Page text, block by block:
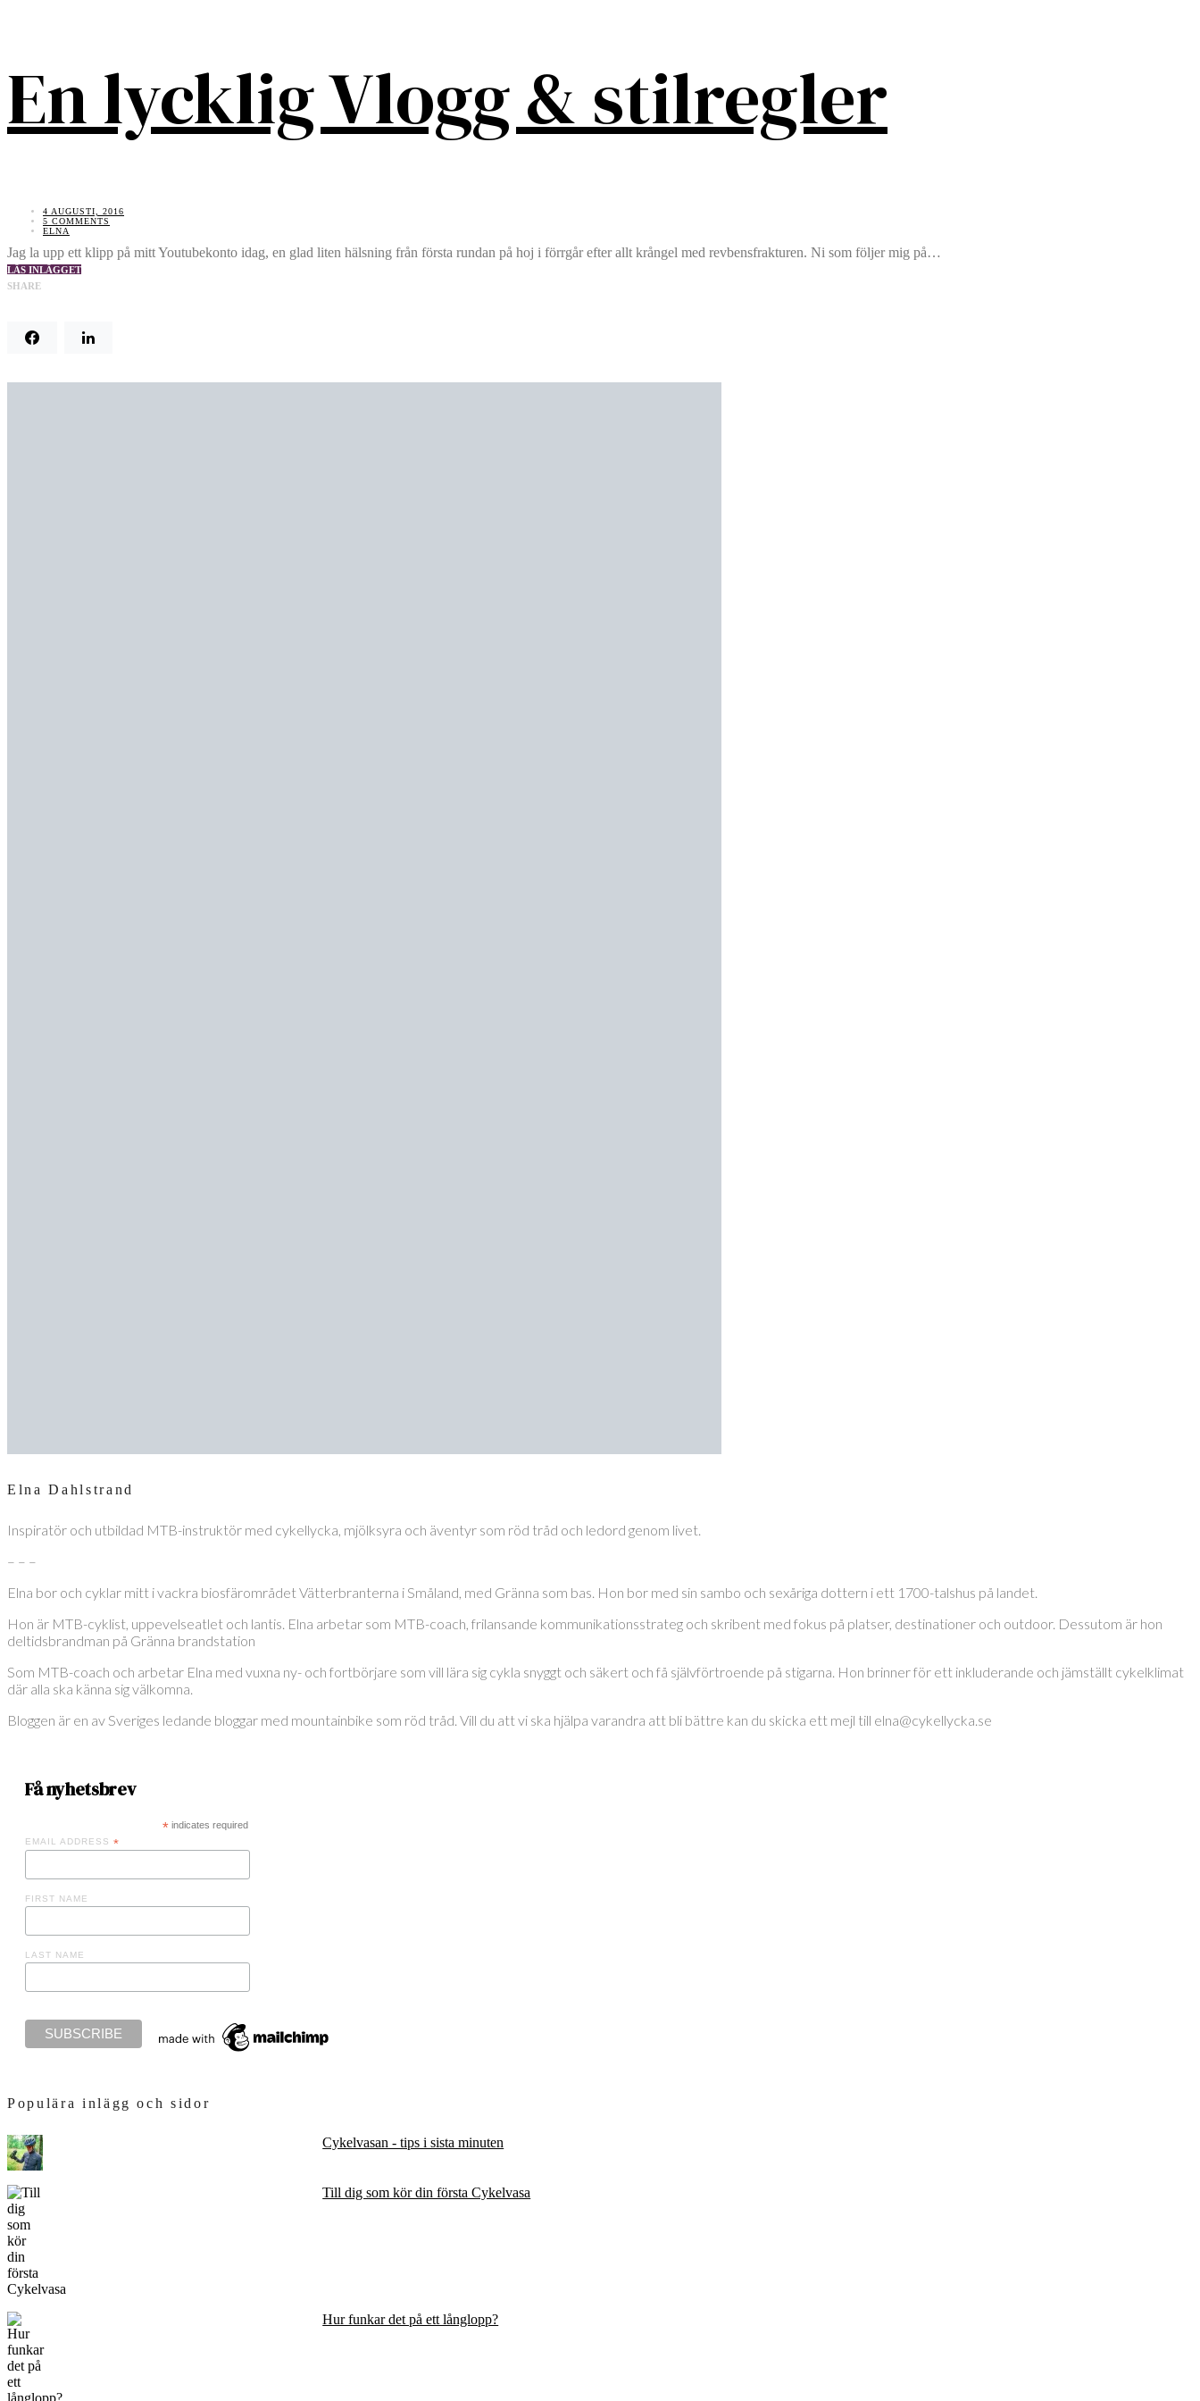
En lycklig Vlogg & stilregler
4 AUGUSTI, 2016
5 COMMENTS
ELNA
Jag la upp ett klipp på mitt Youtubekonto idag, en glad liten hälsning från första rundan på hoj i förrgår efter allt krångel med revbensfrakturen. Ni som följer mig på…
LÄS INLÄGGET
SHARE
Elna Dahlstrand
Inspiratör och utbildad MTB-instruktör med cykellycka, mjölksyra och äventyr som röd tråd och ledord genom livet.
– – –
Elna bor och cyklar mitt i vackra biosfärområdet Vätterbranterna i Småland, med Gränna som bas. Hon bor med sin sambo och sexåriga dottern i ett 1700-talshus på landet.
Hon är MTB-cyklist, uppevelseatlet och lantis. Elna arbetar som MTB-coach, frilansande kommunikationsstrateg och skribent med fokus på platser, destinationer och outdoor. Dessutom är hon
deltidsbrandman på Gränna brandstation
Som MTB-coach och arbetar Elna med vuxna ny- och fortbörjare som vill lära sig cykla snyggt och säkert och få självförtroende på stigarna. Hon brinner för ett inkluderande och jämställt cykelklimat
där alla ska känna sig välkomna.
Bloggen är en av Sveriges ledande bloggar med mountainbike som röd tråd. Vill du att vi ska hjälpa varandra att bli bättre kan du skicka ett mejl till elna@cykellycka.se
Få nyhetsbrev
*indicates required
EMAIL ADDRESS *
FIRST NAME
LAST NAME
Populära inlägg och sidor
Cykelvasan - tips i sista minuten
Till dig som kör din första Cykelvasa
Hur funkar det på ett långlopp?